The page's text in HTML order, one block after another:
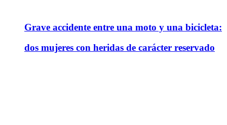
Grave accidente entre una moto y una bicicleta:
dos mujeres con heridas de carácter reservado